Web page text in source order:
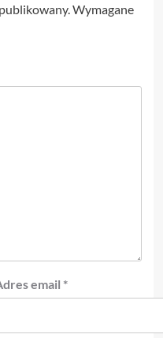
Wymagane
email *